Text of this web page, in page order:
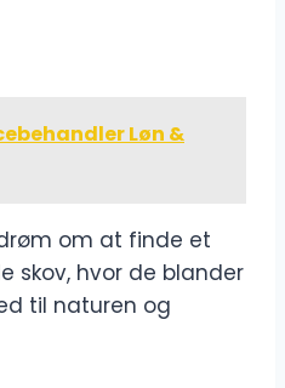
Løn &
om at finde et
skov, hvor de blander
til naturen og